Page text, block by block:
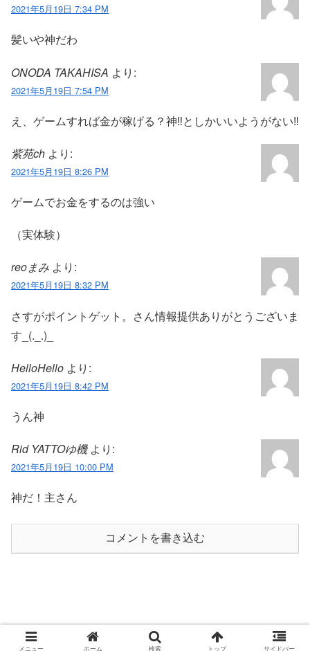
2021年5月19日 7:34 PM
髪いや神だわ
ONODA TAKAHISA より:
2021年5月19日 7:54 PM
え、ゲームすれば金が稼げる？神‼としかいいようがない‼
紫苑ch より:
2021年5月19日 8:26 PM
ゲームでお金をするのは強い
（実体験）
reoまみ より:
2021年5月19日 8:32 PM
さすがポイントゲット。さん情報提供ありがとうございま
す_(._.)_
HelloHello より:
2021年5月19日 8:42 PM
うん神
Rid YATTOゆ機 より:
2021年5月19日 10:00 PM
神だ！主さん
コメントを書き込む
© 2020 ポイ活攻略動画ブログ.
メニュー ホーム 検索 トップ サイドバー